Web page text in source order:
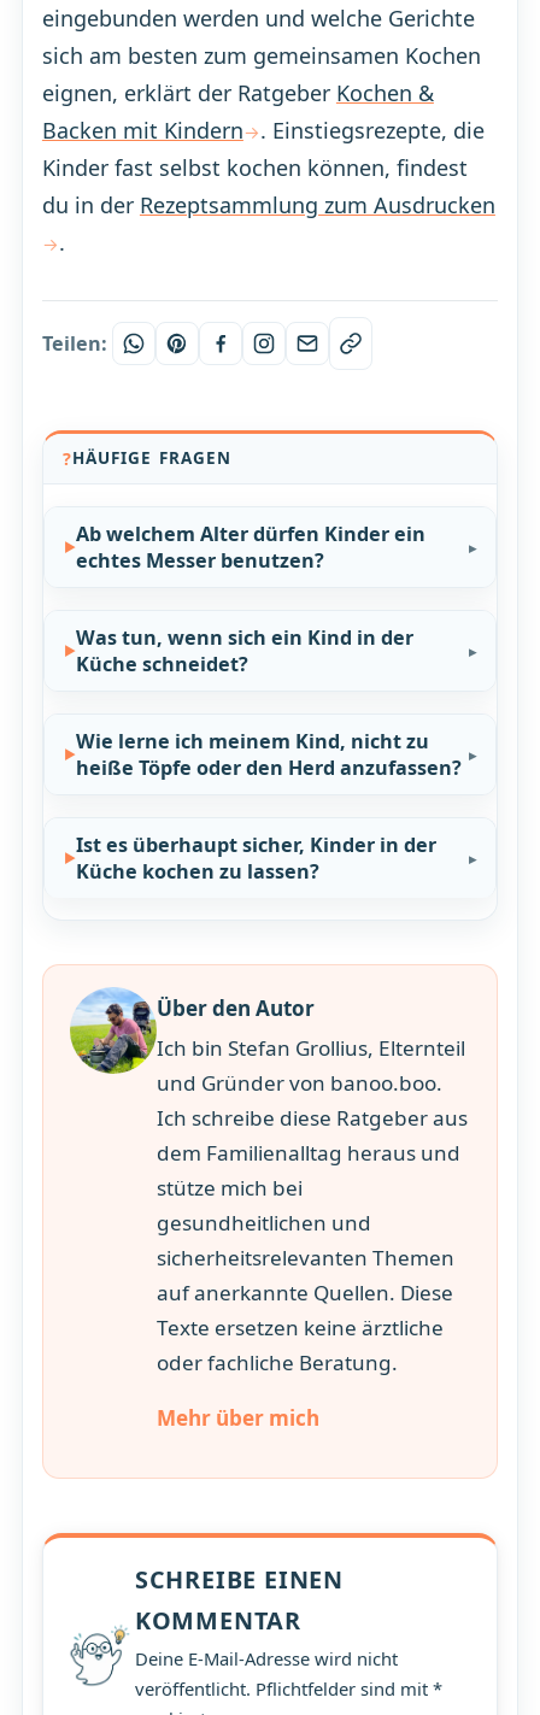
eingebunden werden und welche Gerichte
sich am besten zum gemeinsamen Kochen
eignen, erklärt der Ratgeber Kochen &
Backen mit Kindern
. Einstiegsrezepte, die
Kinder fast selbst kochen können, findest
du in der Rezeptsammlung zum Ausdrucken
.
Teilen:
HÄUFIGE FRAGEN
Ab welchem Alter dürfen Kinder ein
echtes Messer benutzen?
Was tun, wenn sich ein Kind in der
Küche schneidet?
Wie lerne ich meinem Kind, nicht zu
heiße Töpfe oder den Herd anzufassen?
Ist es überhaupt sicher, Kinder in der
Küche kochen zu lassen?
Über den Autor
Ich bin Stefan Grollius, Elternteil
und Gründer von banoo.boo.
Ich schreibe diese Ratgeber aus
dem Familienalltag heraus und
stütze mich bei
gesundheitlichen und
sicherheitsrelevanten Themen
auf anerkannte Quellen. Diese
Texte ersetzen keine ärztliche
oder fachliche Beratung.
Mehr über mich
SCHREIBE EINEN
KOMMENTAR
Deine E-Mail-Adresse wird nicht
veröffentlicht. Pflichtfelder sind mit *